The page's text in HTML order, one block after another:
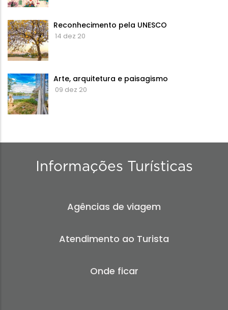
Reconhecimento pela UNESCO
14 dez 20
Arte, arquitetura e paisagismo
09 dez 20
Informações Turísticas
Agências de viagem
Atendimento ao Turista
Onde ficar